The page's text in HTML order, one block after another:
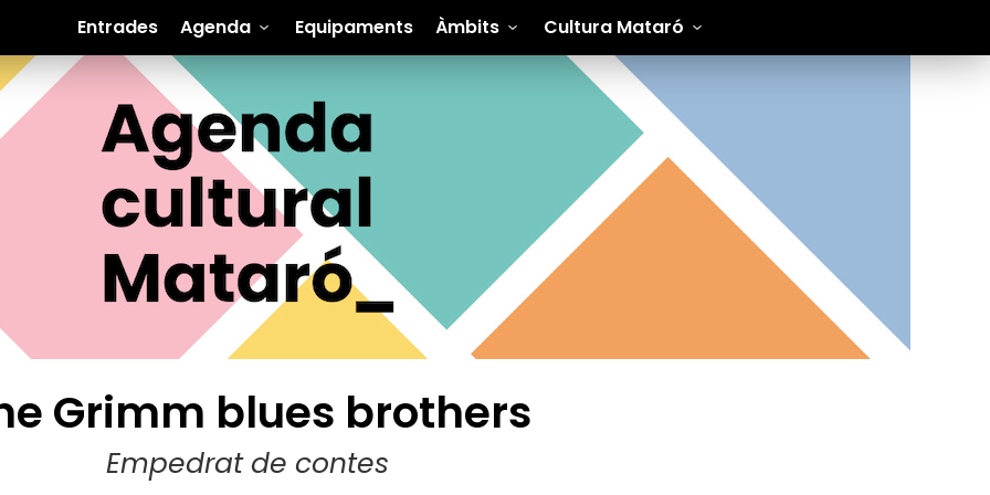
Entrades Agenda Equipaments Àmbits Cultura Mataró
Grimm blues brothers
Empedrat de contes